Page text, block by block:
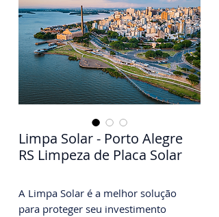
Limpa Solar - Porto Alegre
RS Limpeza de Placa Solar
A Limpa Solar é a melhor solução
para proteger seu investimento